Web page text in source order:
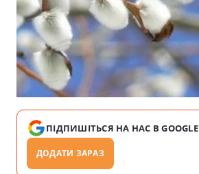
ПІДПИШІТЬСЯ НА НАС В GOOGLE
ДОДАТИ ЗАРАЗ